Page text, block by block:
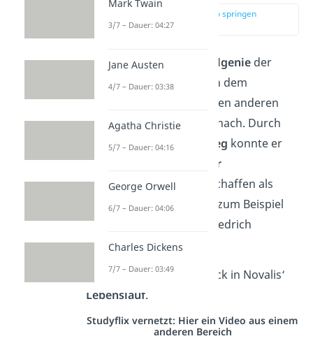
zur Stelle im Video springen
(01:12)
Novalis war ein Universalgenie der
Romantik. Er ging neben dem
Schreiben
auch noch vielen anderen
Interessen und Berufen
nach. Durch
seinenakademischen Weg konnte er
viele seiner
Wegbegleiter
kennenlernen, die sein Schaffen als
Autor beeinflussten, wie zum Beispiel
Friedrich Schiller oder Friedrich
Schlegel.
Hier werfen wir einen Blick in Novalis‘
Lebenslauf.
Studyflix vernetzt: Hier ein Video aus einem
anderen Bereich
Mark Twain
3/7 – Dauer: 04:27
Jane Austen
4/7 – Dauer: 03:38
Agatha Christie
5/7 – Dauer: 04:16
George Orwell
6/7 – Dauer: 04:06
Charles Dickens
7/7 – Dauer: 03:49